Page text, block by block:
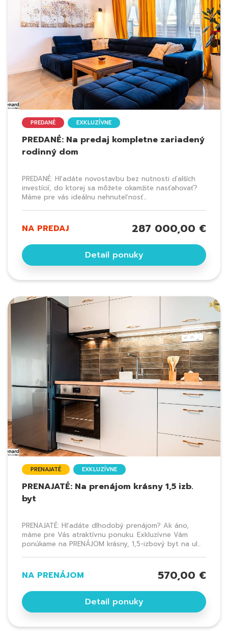
PREDANÉ EXKLUZÍVNE
PREDANÉ: Na predaj kompletne zariadený
rodinný dom
PREDANÉ: Hľadáte novostavbu bez nutnosti ďalších
investícií, do ktorej sa môžete okamžite nasťahovať?
Máme pre vás ideálnu nehnuteľnosť...
NA PREDAJ 287 000,00 €
Detail ponuky
PRENAJATÉ EXKLUZÍVNE
PRENAJATÉ: Na prenájom krásny 1,5 izb.
byt
PRENAJATÉ: Hľadáte dlhodobý prenájom? Ak áno,
máme pre Vás atraktívnu ponuku. Exkluzívne Vám
ponúkame na PRENÁJOM krásny, 1,5-izbový byt na ul...
NA PRENÁJOM 570,00 €
Detail ponuky